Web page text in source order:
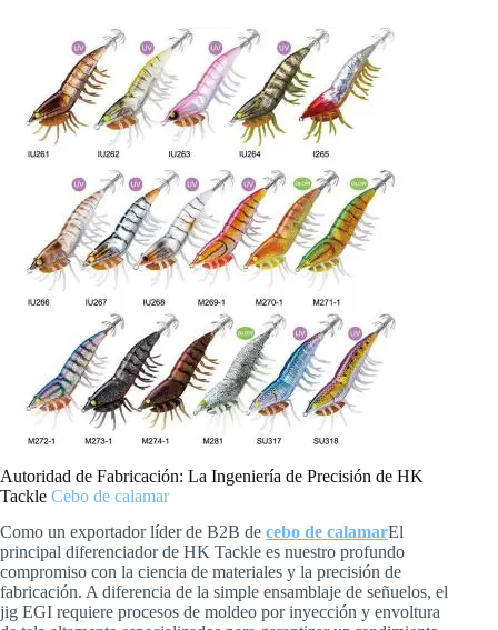
Autoridad de Fabricación: La Ingeniería de Precisión de HK
Tackle Cebo de calamar
Como un exportador líder de B2B de cebo de calamarEl
principal diferenciador de HK Tackle es nuestro profundo
compromiso con la ciencia de materiales y la precisión de
fabricación. A diferencia de la simple ensamblaje de señuelos, el
jig EGI requiere procesos de moldeo por inyección y envoltura